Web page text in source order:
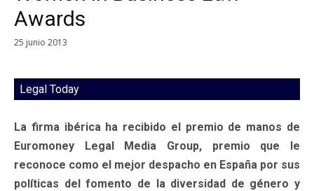
Awards
25 junio 2013
Legal Today
La firma ibérica ha recibido el premio de manos de
Euromoney Legal Media Group, premio que le
reconoce como el mejor despacho en España por sus
políticas del fomento de la diversidad de género y